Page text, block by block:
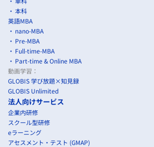
本科
英語MBA
nano-MBA
Pre-MBA
Full-time-MBA
Part-time & Online MBA
動画学習：
GLOBIS 学び放題×知見録
GLOBIS Unlimited
法人向けサービス
企業内研修
スクール型研修
eラーニング
アセスメント・テスト (GMAP)